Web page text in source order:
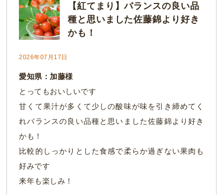
【紅てまり】バランスの良い品
種と思いました佐藤錦より好き
かも！
2026年07月17日
愛知県：加藤様
とってもおいしいです
甘くて果汁が多くて少しの酸味が味を引き締めてく
れバランスの良い品種と思いました佐藤錦より好き
かも！
比較的しっかりとした食感で柔らか過ぎない果肉も
好みです
来年も楽しみ！